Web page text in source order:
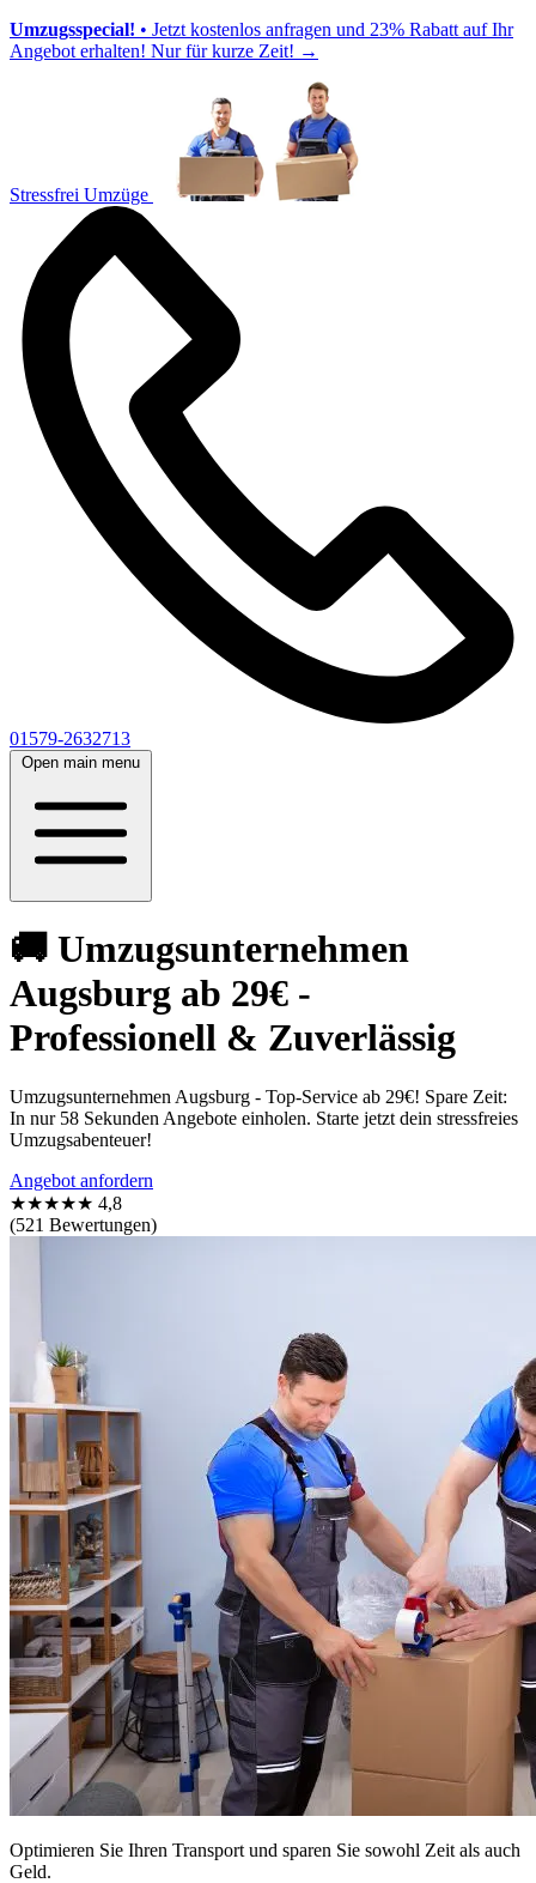
Umzugsspecial! • Jetzt kostenlos anfragen und 23% Rabatt auf Ihr
Angebot erhalten! Nur für kurze Zeit! →
Stressfrei Umzüge
01579-2632713
Open main menu
🚚 Umzugsunternehmen
Augsburg ab 29€ -
Professionell & Zuverlässig
Umzugsunternehmen Augsburg - Top-Service ab 29€! Spare Zeit:
In nur 58 Sekunden Angebote einholen. Starte jetzt dein stressfreies
Umzugsabenteuer!
Angebot anfordern
★★★★★ 4,8
(521 Bewertungen)
Optimieren Sie Ihren Transport und sparen Sie sowohl Zeit als auch
Geld.